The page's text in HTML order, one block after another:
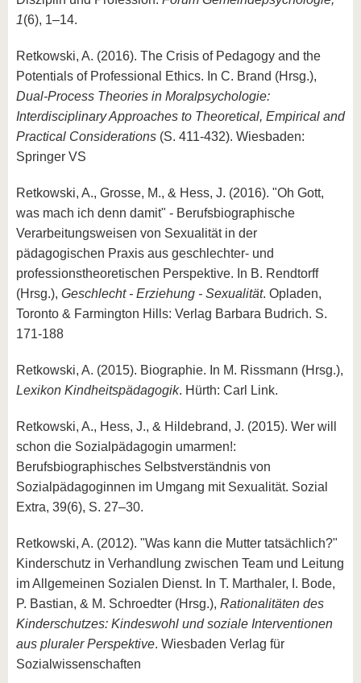
1(6), 1–14.
Retkowski, A. (2016). The Crisis of Pedagogy and the
Potentials of Professional Ethics. In C. Brand (Hrsg.),
Dual-Process Theories in Moralpsychologie:
Interdisciplinary Approaches to Theoretical, Empirical and
Practical Considerations (S. 411-432). Wiesbaden:
Springer VS
Retkowski, A., Grosse, M., & Hess, J. (2016). "Oh Gott,
was mach ich denn damit" - Berufsbiographische
Verarbeitungsweisen von Sexualität in der
pädagogischen Praxis aus geschlechter- und
professionstheoretischen Perspektive. In B. Rendtorff
(Hrsg.), Geschlecht - Erziehung - Sexualität. Opladen,
Toronto & Farmington Hills: Verlag Barbara Budrich. S.
171-188
Retkowski, A. (2015). Biographie. In M. Rissmann (Hrsg.),
Lexikon Kindheitspädagogik. Hürth: Carl Link.
Retkowski, A., Hess, J., & Hildebrand, J. (2015). Wer will
schon die Sozialpädagogin umarmen!:
Berufsbiographisches Selbstverständnis von
Sozialpädagoginnen im Umgang mit Sexualität. Sozial
Extra, 39(6), S. 27–30.
Retkowski, A. (2012). "Was kann die Mutter tatsächlich?"
Kinderschutz in Verhandlung zwischen Team und Leitung
im Allgemeinen Sozialen Dienst. In T. Marthaler, I. Bode,
P. Bastian, & M. Schroedter (Hrsg.), Rationalitäten des
Kinderschutzes: Kindeswohl und soziale Interventionen
aus pluraler Perspektive. Wiesbaden Verlag für
Sozialwissenschaften